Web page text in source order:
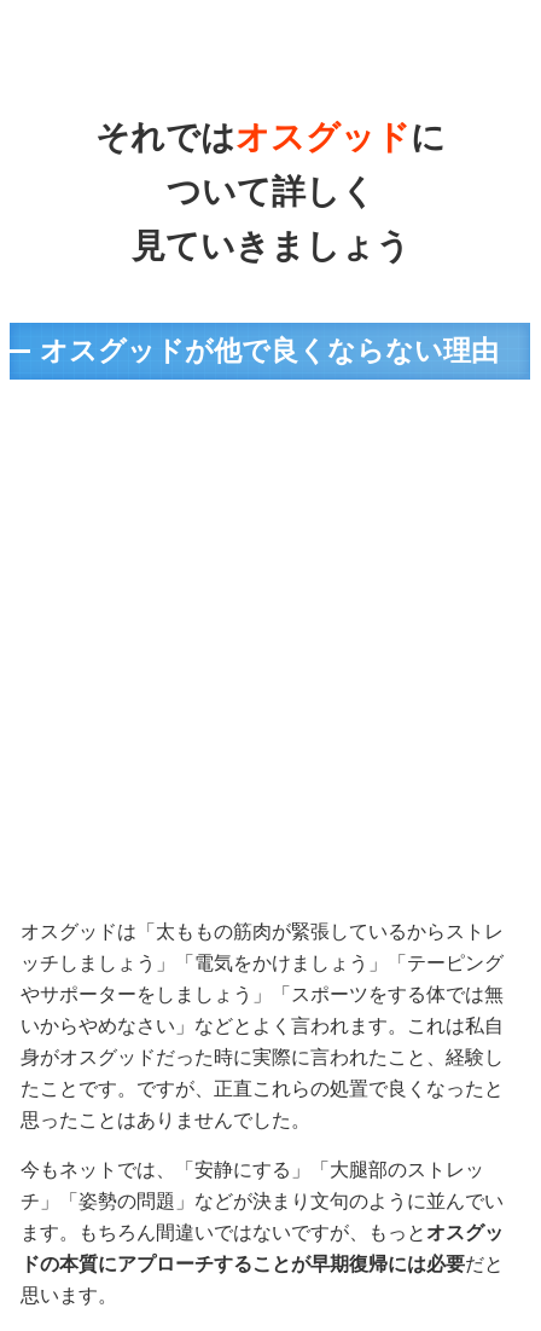
それではオスグッドに
ついて詳しく
見ていきましょう
オスグッドが他で良くならない理由
オスグッドは「太ももの筋肉が緊張しているからストレ
ッチしましょう」「電気をかけましょう」「テーピング
やサポーターをしましょう」「スポーツをする体では無
いからやめなさい」などとよく言われます。これは私自
身がオスグッドだった時に実際に言われたこと、経験し
たことです。ですが、正直これらの処置で良くなったと
思ったことはありませんでした。
今もネットでは、「安静にする」「大腿部のストレッ
チ」「姿勢の問題」などが決まり文句のように並んでい
ます。もちろん間違いではないですが、もっと オスグッ
ドの本質にアプローチすることが早期復帰には必要だと
思います。